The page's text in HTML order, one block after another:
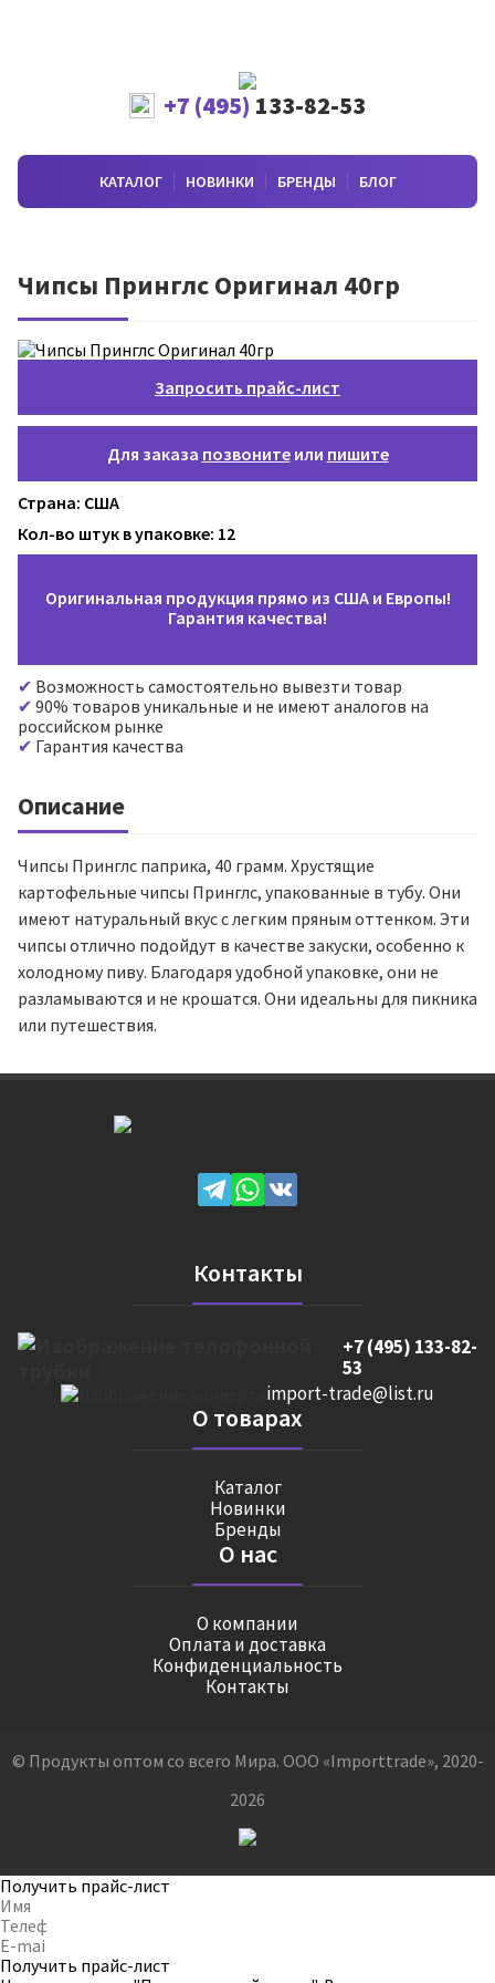
+7 (495) 133-82-53
КАТАЛОГ НОВИНКИ БРЕНДЫ БЛОГ
Чипсы Принглс Оригинал 40гр
Запросить прайс-лист
Для заказа позвонитеили пишите
Страна: США
Кол-во штук в упаковке: 12
Оригинальная продукция прямо из США и Европы!
Гарантия качества!
Возможность самостоятельно вывезти товар
90% товаров уникальные и не имеют аналогов на
российском рынке
Гарантия качества
Описание
Чипсы Принглс паприка, 40 грамм. Хрустящие
картофельные чипсы Принглс, упакованные в тубу. Они
имеют натуральный вкус с легким пряным оттенком. Эти
чипсы отлично подойдут в качестве закуски, особенно к
холодному пиву. Благодаря удобной упаковке, они не
разламываются и не крошатся. Они идеальны для пикника
или путешествия.
Контакты
+7 (495) 133-82-
53
import-trade@list.ru
О товарах
Каталог
Новинки
Бренды
О нас
О компании
Оплата и доставка
Конфиденциальность
Контакты
© Продукты оптом со всего Мира. ООО «Importtrade», 2020-
2026
Получить прайс-лист
Получить прайс-лист